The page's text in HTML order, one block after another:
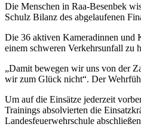
Die Menschen in Raa-Besenbek
Schulz Bilanz des abgelaufenen
Die 36 aktiven Kameradinnen und
einem schweren Verkehrsunfall zu
„Damit bewegen wir uns von der
wir zum Glück nicht“. Der
Um auf die Einsätze jederzeit
Trainings absolvierten die
Landesfeuerwehrschule